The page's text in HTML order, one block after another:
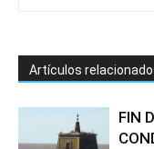
Artículos
FIN